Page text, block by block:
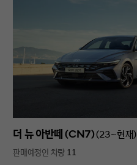
더 뉴 아반떼 (CN7)(23~현재)
판매예정인 차량 11